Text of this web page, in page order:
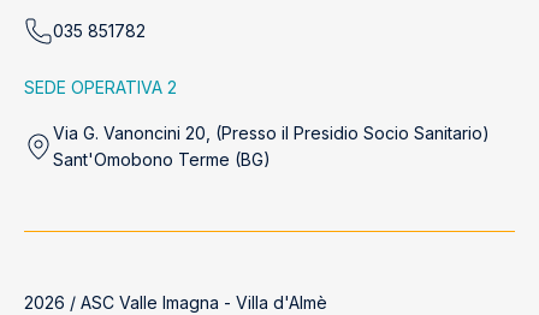
035 851782
SEDE OPERATIVA 2
Via G. Vanoncini 20, (Presso il Presidio Socio Sanitario)
Sant'Omobono Terme (BG)
2026 / ASC Valle Imagna - Villa d'Almè